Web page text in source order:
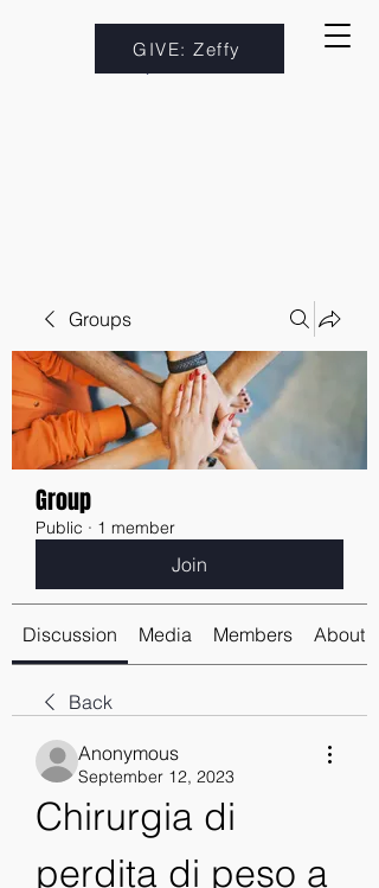
GIVE: Zeffy
Groups
Group
Public · 1 member
Join
Discussion Media Members About
Back
Anonymous
September 12, 2023
Chirurgia di
perdita di peso a